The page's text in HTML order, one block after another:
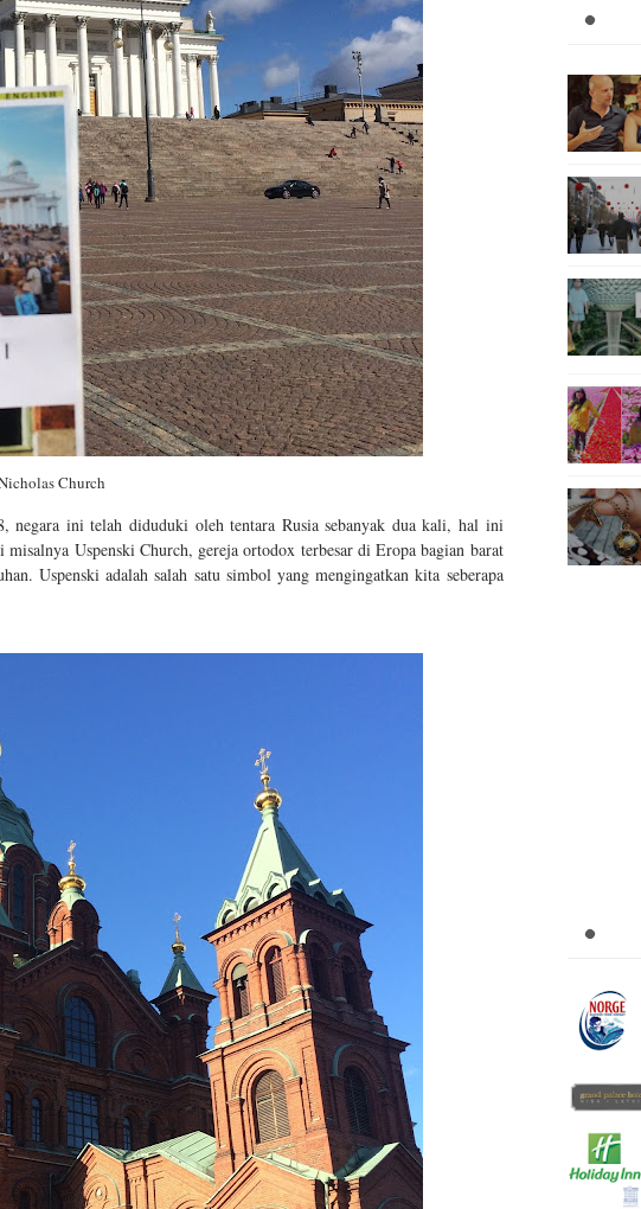
Church
negara ini telah diduduki oleh tentara Rusia sebanyak dua kali, hal ini
Uspenski Church, gereja ortodox terbesar di Eropa bagian barat
Uspenski adalah salah satu simbol yang mengingatkan kita seberapa